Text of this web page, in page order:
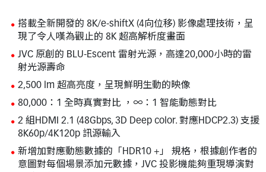
搭載全新開發的 8K/e-shiftX (4向位移) 影像處理技術，呈
現了令人嘆為觀止的 8K 超高解析度畫面
JVC 原創的 BLU-Escent 雷射光源，高達20,000小時的雷
射光源壽命
2,500 lm 超高亮度，呈現鮮明生動的映像
80,000：1 全時真實對比 ，∞：1 智能動態對比
2 組HDMI 2.1 (48Gbps, 3D Deep color. 對應HDCP2.3) 支援
8K60p/4K120p 訊源輸入
新增加對應動態數據的「HDR10 +」 規格，根據創作者的
意圖對每個場景添加元數據，JVC 投影機能夠重現導演對